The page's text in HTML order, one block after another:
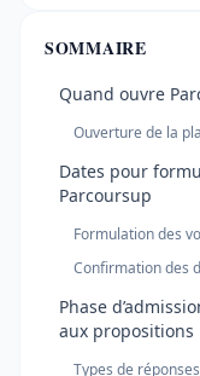
SOMMAIRE
Quand ouvre
Ouverture de la
Dates pour
Parcoursup
Formulation des
Confirmation des
Phase
aux propositions
Types de